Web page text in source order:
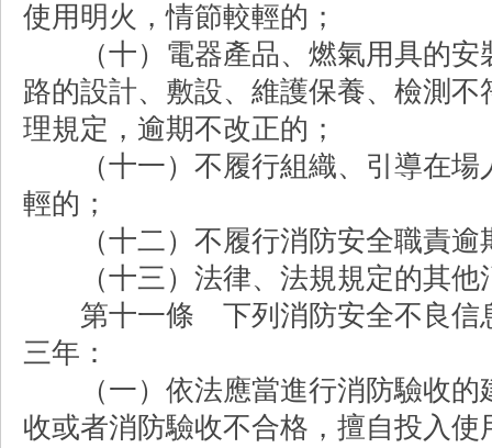
使用明火，情節較輕的；
（十）電器產品、燃氣用具的安
路的設計、敷設、維護保養、檢測
理規定，逾期不改正的；
（十一）不履行組織、引導在場
輕的；
（十二）不履行消防安全職責逾
（十三）法律、法規規定的其他
第十一條 下列消防安全不良信
三年：
（一）依法應當進行消防驗收的
收或者消防驗收不合格，擅自投入使